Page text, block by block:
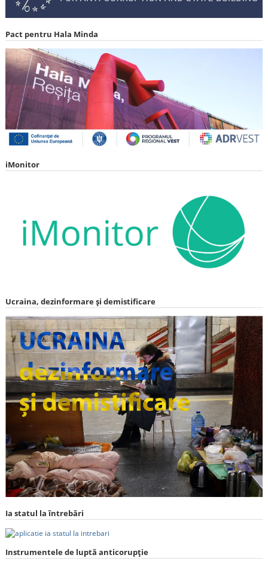
Pact pentru Hala Minda
iMonitor
Ucraina, dezinformare și demistificare
Ia statul la întrebări
Instrumentele de luptă anticorupție